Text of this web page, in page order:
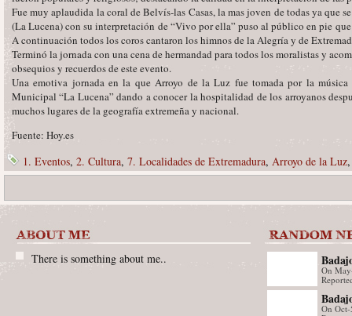
Fue muy aplaudida la coral de Belvís-las Casas, la mas joven de todas ya que
(La Lucena) con su interpretación de “Vivo por ella” puso al público en pie
A continuación todos los coros cantaron los himnos de la Alegría y de
Terminó la jornada con una cena de hermandad para todos los moralistas y
obsequios y recuerdos de este evento.
Una emotiva jornada en la que Arroyo de la Luz fue tomada por la
Municipal “La Lucena” dando a conocer la hospitalidad de los arroyanos
muchos lugares de la geografía extremeña y nacional.
Fuente: Hoy.es
1. Eventos, 2. Cultura, 7. Localidades de Extremadura, Arroyo de la Luz
There is something about me..
On
On